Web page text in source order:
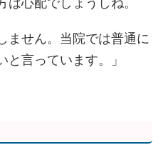
ません。当院では普通に
言っています。」